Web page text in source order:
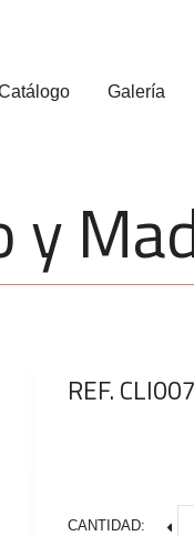
Galería
y
REF.
CANTIDAD: